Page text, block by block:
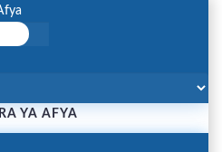
YA AFYA